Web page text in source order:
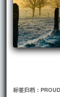
标签归档：